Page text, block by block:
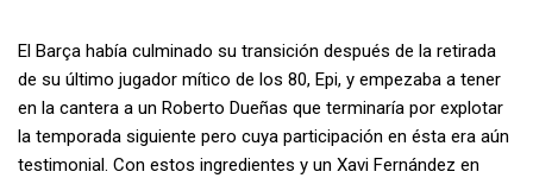
El Barça había culminado su transición después de la retirada
de su último jugador mítico de los 80, Epi, y empezaba a tener
en la cantera a un Roberto Dueñas que terminaría por explotar
la temporada siguiente pero cuya participación en ésta era aún
testimonial. Con estos ingredientes y un Xavi Fernández en